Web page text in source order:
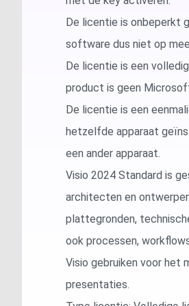
De licentie is onbeperkt
software dus niet op
De licentie is een
product is geen
De licentie is een
hetzelfde apparaat
een ander apparaat.
Visio 2024 Standard is
architecten en
plattegronden,
ook processen,
Visio gebruiken voor het
presentaties.